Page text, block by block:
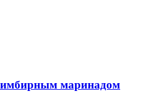
имбирным маринадом